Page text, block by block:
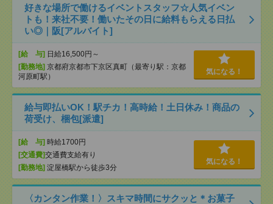
好きな場所で働けるイベントスタッフ☆人気イベン
トも！来社不要！働いたその日に給料もらえる日払
い◎｜阪[アルバイト]
[給 与] 日給16,500円～
[勤務地] 京都府京都市下京区真町（最寄り駅：京都
河原町駅）
気になる！
給与即払いOK！駅チカ！高時給！土日休み！商品の
荷受け、梱包[派遣]
[給 与] 時給1700円
[交通費]交通費支給有り
[勤務地] 淀屋橋駅から徒歩3分
気になる！
〈カンタン作業！〉スキマ時間にサクッと＊お菓子